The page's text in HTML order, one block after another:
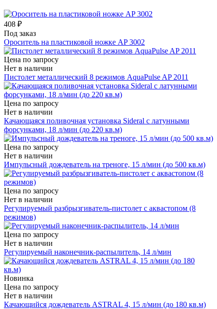
408 ₽
Под заказ
Ороситель на пластиковой ножке AP 3002
Цена по запросу
Нет в наличии
Пистолет металлический 8 режимов AquaPulse AP 2011
Цена по запросу
Нет в наличии
Качающаяся поливочная установка Sideral с латунными
форсунками, 18 л/мин (до 220 кв.м)
Цена по запросу
Нет в наличии
Импульсный дождеватель на треноге, 15 л/мин (до 500 кв.м)
Цена по запросу
Нет в наличии
Регулируемый разбрызгиватель-пистолет с аквастопом (8
режимов)
Цена по запросу
Нет в наличии
Регулируемый наконечник-распылитель, 14 л/мин
Новинка
Цена по запросу
Нет в наличии
Качающийся дождеватель ASTRAL 4, 15 л/мин (до 180 кв.м)